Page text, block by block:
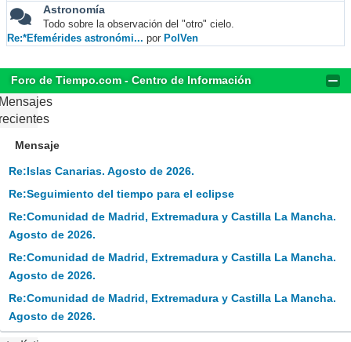
Astronomía
Todo sobre la observación del "otro" cielo.
Re:*Efemérides astronómi... por PolVen
Foro de Tiempo.com - Centro de Información
Mensaje
Re:Islas Canarias. Agosto de 2026.
Re:Seguimiento del tiempo para el eclipse
Re:Comunidad de Madrid, Extremadura y Castilla La Mancha.
Agosto de 2026.
Re:Comunidad de Madrid, Extremadura y Castilla La Mancha.
Agosto de 2026.
Re:Comunidad de Madrid, Extremadura y Castilla La Mancha.
Agosto de 2026.